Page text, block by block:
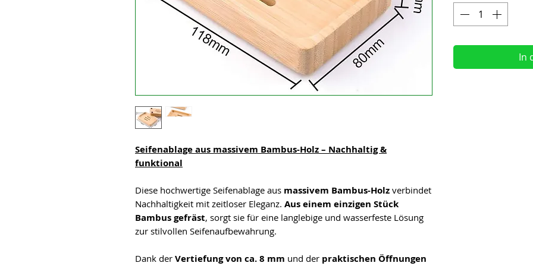
Seifenablage aus massivem Bambus-Holz – Nachhaltig &
funktional
Diese hochwertige Seifenablage aus massivem Bambus-Holz verbindet
Nachhaltigkeit mit zeitloser Eleganz. Aus einem einzigen Stück
Bambus gefräst, sorgt sie für eine langlebige und wasserfeste Lösung
zur stilvollen Seifenaufbewahrung.
Dank der Vertiefung von ca. 8 mm und der praktischen Öffnungen
In